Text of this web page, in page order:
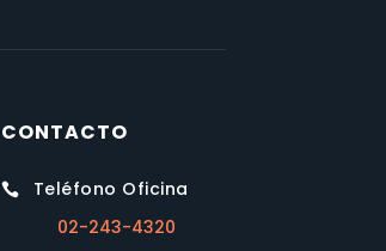
CONTACTO

Teléfono Oficina
02-243-4320